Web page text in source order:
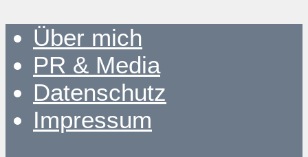
Über mich
PR & Media
Datenschutz
Impressum